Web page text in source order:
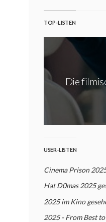
TOP-LISTEN
Die
USER-LISTEN
Cinema Prison
Hat D0mas 2025
2025 im Kino
2025 - From Best